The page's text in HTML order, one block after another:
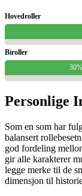
Hovedroller
Biroller
30%
Personlige
Som en som har
balansert
god fordeling
gir alle karakterer
legge merke til de
dimensjon til